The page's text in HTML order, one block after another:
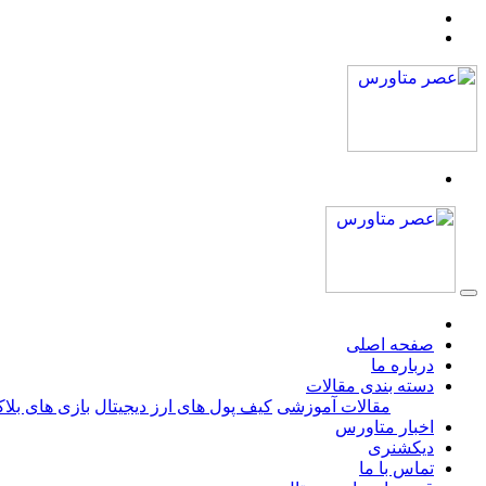
صفحه اصلی
درباره ما
دسته بندی مقالات
مقالات آموزشی کیف پول های ارز دیجیتال بازی های
اخبار متاورس
دیکشنری
تماس با ما